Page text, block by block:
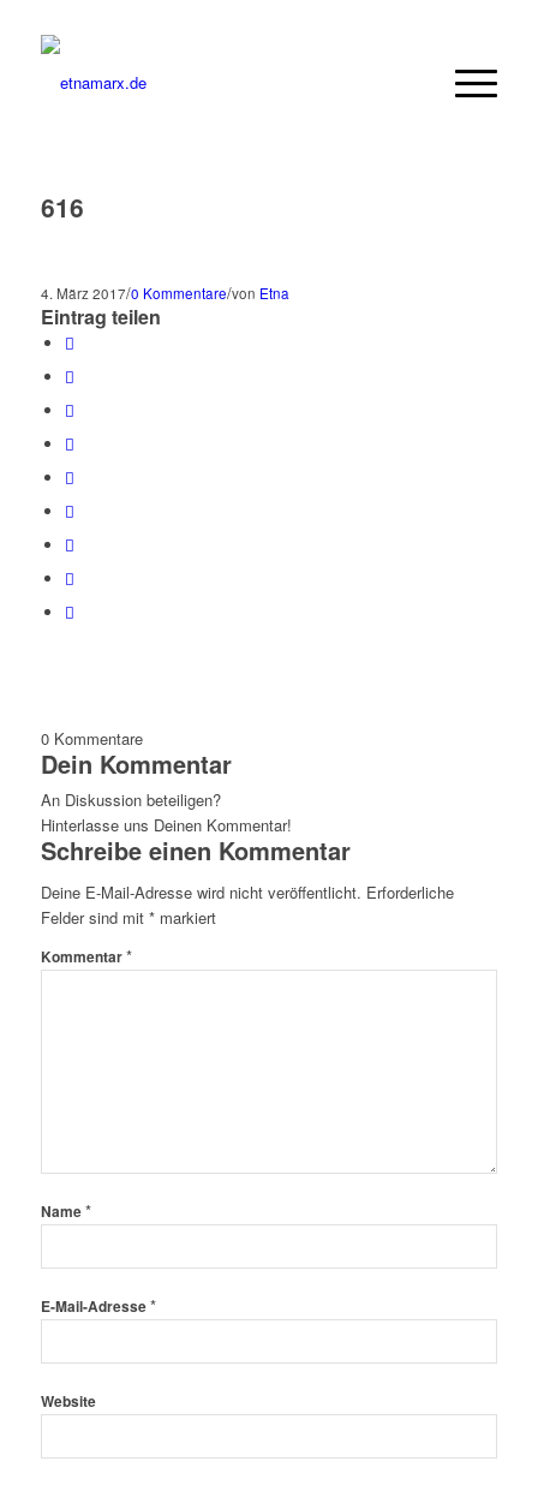
616
4. März 2017/0 Kommentare/von Etna
Eintrag teilen
0 Kommentare
Dein Kommentar
An Diskussion beteiligen?
Hinterlasse uns Deinen Kommentar!
Schreibe einen Kommentar
Deine E-Mail-Adresse wird nicht veröffentlicht. Erforderliche
Felder sind mit *markiert
Kommentar*
Name*
E-Mail-Adresse*
Website